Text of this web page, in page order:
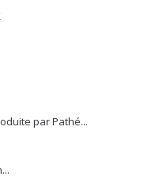
par Pathé...